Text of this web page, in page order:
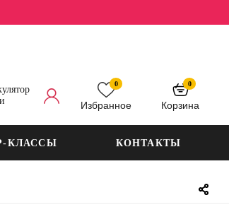
Избранное
0
Корзина
0
КЛАССЫ КОНТАКТЫ